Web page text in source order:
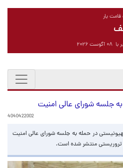
یار
جلسه شورای عالی امنیت
4040422002
در حمله به جلسه شورای عالی امنیت
تروریستی منتشر شده است.